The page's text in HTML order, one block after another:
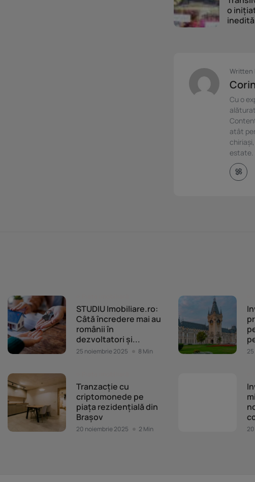
o
Written
Cu o
atât
estate.
STUDIU Imobiliare.ro:
Câtă încredere mai au
românii în
dezvoltatori și...
25 noiembrie 2025 8 Min
Tranzacție cu
criptomonede pe
piața rezidențială din
Brașov
20 noiembrie 2025 2 Min